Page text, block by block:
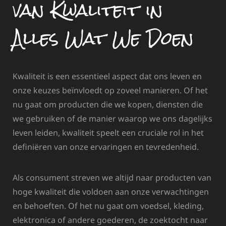
van Kwaliteit in
Alles Wat We Doen
Kwaliteit is een essentieel aspect dat ons leven en
onze keuzes beïnvloedt op zoveel manieren. Of het
nu gaat om producten die we kopen, diensten die
we gebruiken of de manier waarop we ons dagelijks
leven leiden, kwaliteit speelt een cruciale rol in het
definiëren van onze ervaringen en tevredenheid.
Als consument streven we altijd naar producten van
hoge kwaliteit die voldoen aan onze verwachtingen
en behoeften. Of het nu gaat om voedsel, kleding,
elektronica of andere goederen, de zoektocht naar